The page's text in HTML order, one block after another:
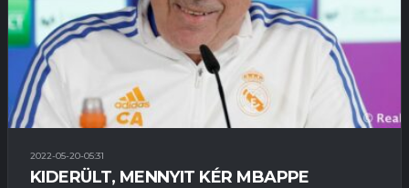
2022-05-20-05:31
KIDERÜLT, MENNYIT KÉR MBAPPE